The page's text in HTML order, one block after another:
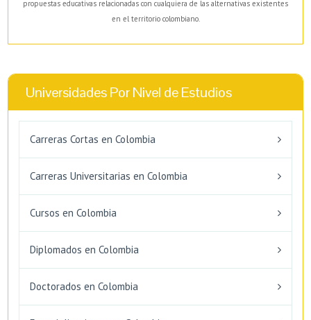
propuestas educativas relacionadas con cualquiera de las alternativas existentes
en el territorio colombiano.
Universidades Por Nivel de Estudios
Carreras Cortas en Colombia
Carreras Universitarias en Colombia
Cursos en Colombia
Diplomados en Colombia
Doctorados en Colombia